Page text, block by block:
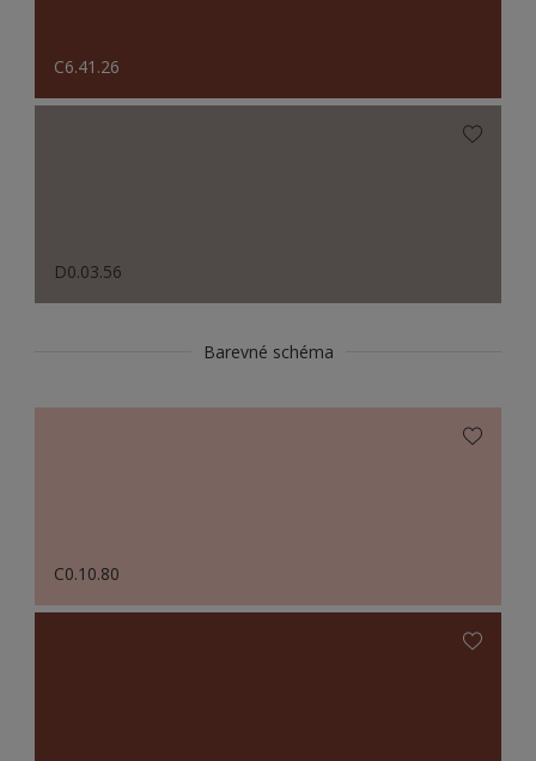
C6.41.26
D0.03.56
Barevné schéma
C0.10.80